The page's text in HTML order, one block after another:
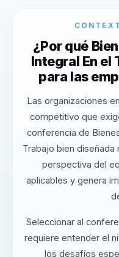
¿Por qué
Integral En el
para las
Las organizaciones
competitivo que
conferencia de
Trabajo bien
perspectiva del
aplicables y genera
Seleccionar al
requiere entender el
los desafíos